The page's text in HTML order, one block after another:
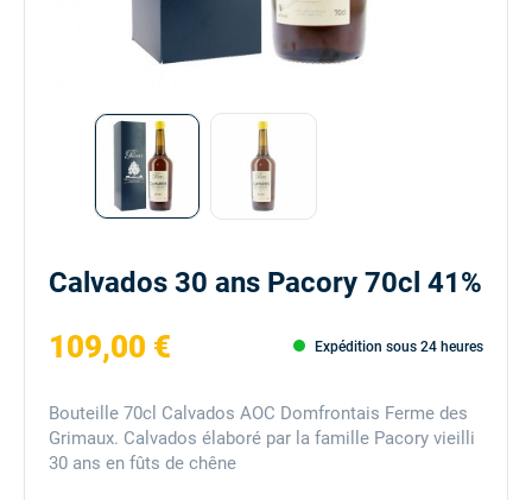
Calvados 30 ans Pacory 70cl 41%
Bouteille 70cl Calvados AOC Domfrontais Ferme des
Grimaux. Calvados élaboré par la famille Pacory vieilli
30 ans en fûts de chêne
109,00 € Expédition sous 24 heures